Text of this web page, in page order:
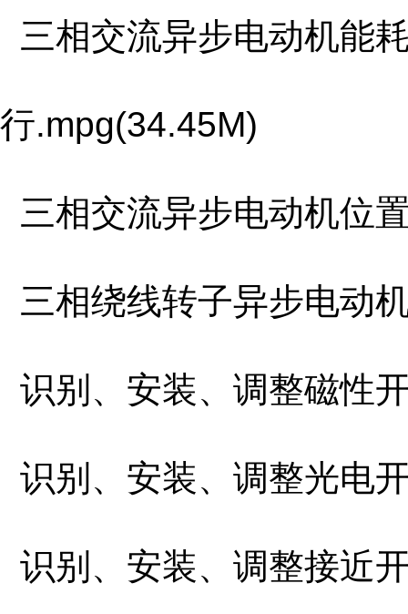
三相交流异步电动机能
行.mpg(34.45M)
三相交流异步电动机位
三相绕线转子异步电动
识别、安装、调整磁性
识别、安装、调整光电
识别、安装、调整接近